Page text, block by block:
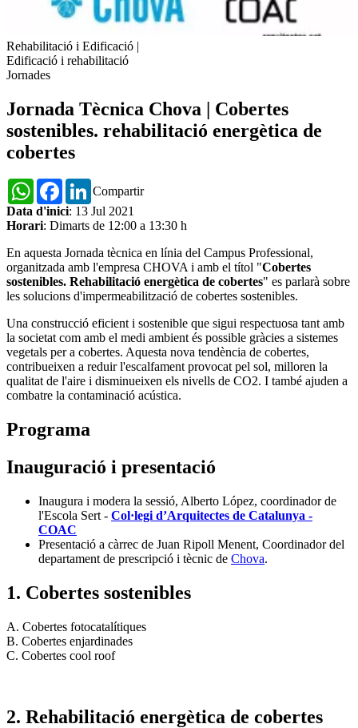
Rehabilitació i Edificació |
Edificació i rehabilitació
Jornades
Jornada Tècnica Chova | Cobertes
sostenibles. rehabilitació energètica de
cobertes
Compartir
WhatsAppFacebookLinkedIn
Data d'inici: 13 Jul 2021
Horari: Dimarts de 12:00 a 13:30 h
En aquesta Jornada tècnica en línia del Campus Professional,
organitzada amb l'empresa CHOVA i amb el títol "Cobertes
sostenibles. Rehabilitació energètica de cobertes" es parlarà sobre
les solucions d'impermeabilització de cobertes sostenibles.
Una construcció eficient i sostenible que sigui respectuosa tant amb
la societat com amb el medi ambient és possible gràcies a sistemes
vegetals per a cobertes. Aquesta nova tendència de cobertes,
contribueixen a reduir l'escalfament provocat pel sol, milloren la
qualitat de l'aire i disminueixen els nivells de CO2. I també ajuden a
combatre la contaminació acústica.
Programa
Inauguració i presentació
Inaugura i modera la sessió, Alberto López, coordinador de
l'Escola Sert - Col·legi d’Arquitectes de Catalunya -
COAC
Presentació a càrrec de Juan Ripoll Menent, Coordinador del
departament de prescripció i tècnic de Chova.
1. Cobertes sostenibles
A. Cobertes fotocatalítiques
B. Cobertes enjardinades
C. Cobertes cool roof
2. Rehabilitació energètica de cobertes